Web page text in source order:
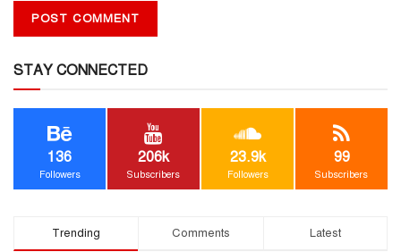
STAY CONNECTED
136
Followers
206k
Subscribers
23.9k
Followers
99
Subscribers
Trending Comments Latest